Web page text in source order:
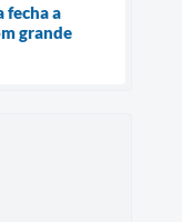
fecha a
grande